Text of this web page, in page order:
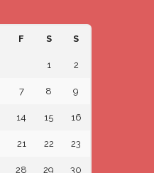
F S S
1 2
7 8 9
14 15 16
21 22 23
28 29 30